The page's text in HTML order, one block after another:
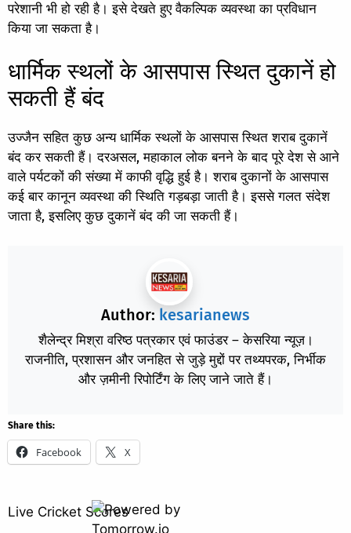
परेशानी भी हो रही है। इसे देखते हुए वैकल्पिक व्यवस्था का प्रविधान
किया जा सकता है।
धार्मिक स्थलों के आसपास स्थित दुकानें हो
सकती हैं बंद
उज्जैन सहित कुछ अन्य धार्मिक स्थलों के आसपास स्थित शराब दुकानें
बंद कर सकती हैं। दरअसल, महाकाल लोक बनने के बाद पूरे देश से आने
वाले पर्यटकों की संख्या में काफी वृद्धि हुई है। शराब दुकानों के आसपास
कई बार कानून व्यवस्था की स्थिति गड़बड़ा जाती है। इससे गलत संदेश
जाता है, इसलिए कुछ दुकानें बंद की जा सकती हैं।
Author: kesarianews
शैलेन्द्र मिश्रा वरिष्ठ पत्रकार एवं फाउंडर – केसरिया न्यूज़।
राजनीति, प्रशासन और जनहित से जुड़े मुद्दों पर तथ्यपरक, निर्भीक
और ज़मीनी रिपोर्टिंग के लिए जाने जाते हैं।
Share this:
Facebook X
Live Cricket Scores